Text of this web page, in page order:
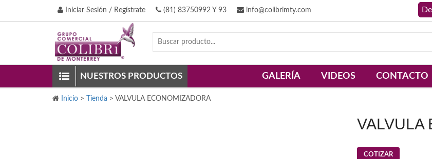
Iniciar Sesión / Regístrate (81) 83750992 Y 93 info@colibrimty.com
NUESTROS PRODUCTOS GALERÍA VIDEOS CONTACTO
Inicio > Tienda > VALVULA ECONOMIZADORA
VALVULA
COTIZAR